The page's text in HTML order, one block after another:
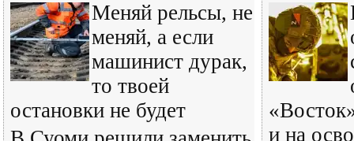
Меняй рельсы, не
меняй, а если
машинист дурак,
то твоей
остановки не будет
и на